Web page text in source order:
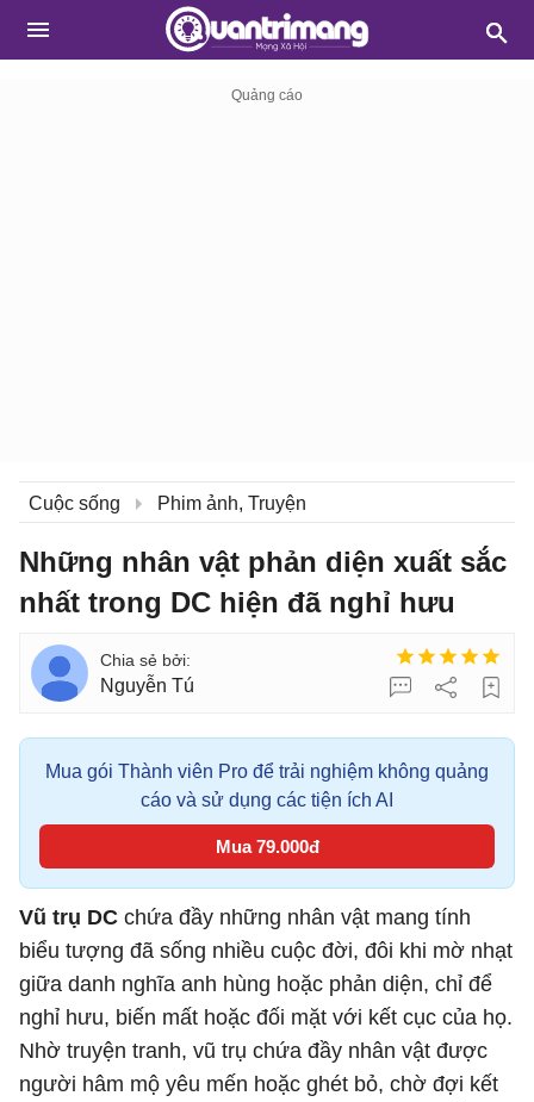
Cuộc sống Phim ảnh, Truyện
Những nhân vật phản diện xuất sắc
nhất trong DC hiện đã nghỉ hưu
Nguyễn Tú
Mua gói Thành viên Pro để trải nghiệm không quảng
cáo và sử dụng các tiện ích AI
Mua 79.000đ
Vũ trụ DC chứa đầy những nhân vật mang tính
biểu tượng đã sống nhiều cuộc đời, đôi khi mờ nhạt
giữa danh nghĩa anh hùng hoặc phản diện, chỉ để
nghỉ hưu, biến mất hoặc đối mặt với kết cục của họ.
Nhờ truyện tranh, vũ trụ chứa đầy nhân vật được
người hâm mộ yêu mến hoặc ghét bỏ, chờ đợi kết